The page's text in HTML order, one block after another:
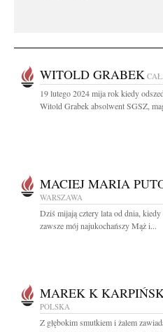
WITOLD GRABEK
19 lutego 2024 mija rok kiedy
Witold Grabek absolwent SGSZ,
MACIEJ MARIA
WARSZAWA
Dziś mijają cztery lata od dnia, kiedy
zawsze mój najukochańszy Mąż i...
MAREK K
POLSKA
Z głębokim smutkiem i żalem